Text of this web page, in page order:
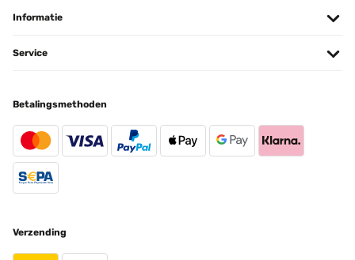
Vertaal
GECONTROLEERDE BEOORDELING
Pour y mettre des Diamond Painting ! Très bon rapport qualité/prix ️
Utilisateur d'Amazon
Vertaal
Informatie
Service
Betalingsmethoden
Verzending